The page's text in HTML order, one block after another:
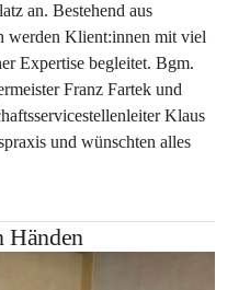
an. Bestehend aus
werden Klient:innen mit viel
Expertise begleitet. Bgm.
Franz Fartek und
Klaus
und wünschten alles
Händen